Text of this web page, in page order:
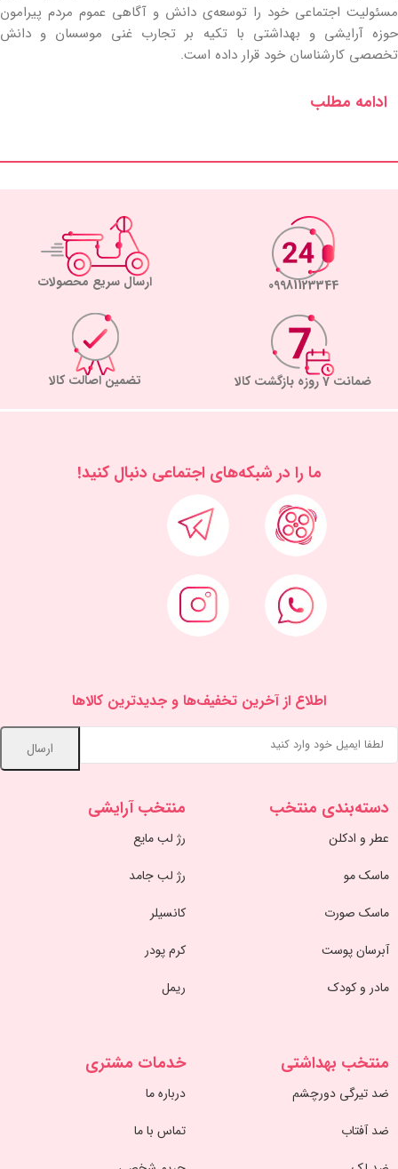
مسئولیت اجتماعی خود را توسعه‌ی دانش و آگاهی عموم مردم پیرامون
حوزه آرایشی و بهداشتی با تکیه بر تجارب غنی موسسان و دانش
تخصصی کارشناسان خود قرار داده است.
ادامه مطلب
09981123344 ارسال سریع محصولات
ضمانت 7 روزه بازگشت کالا تضمین اصالت کالا
اطلاع از آخرین تخفیف‌ها و جدیدترین کالاها
ما را در شبكه‌های اجتماعی دنبال کنید!
دسته‌بندی منتخب
عطر و ادکلن
ماسک مو
ماسک صورت
آبرسان پوست
مادر و کودک
منتخب آرایشی
رژ لب مایع
رژ لب جامد
کانسیلر
کرم پودر
ریمل
منتخب بهداشتی
ضد تیرگی دورچشم
ضد آفتاب
خدمات مشتری
درباره ما
تماس با ما